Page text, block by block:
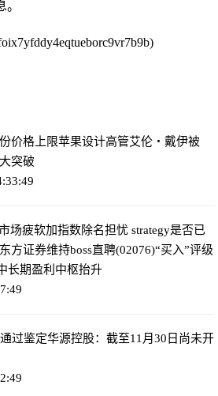
价格上限苹果设计高管艾伦・戴伊被
突破
场疲软加指数除名担忧 strategy是否已
方证券维持boss直聘(02076)“买入”评级
长期盈利中枢抬升
过鉴定华源控股：截至11月30日尚未开